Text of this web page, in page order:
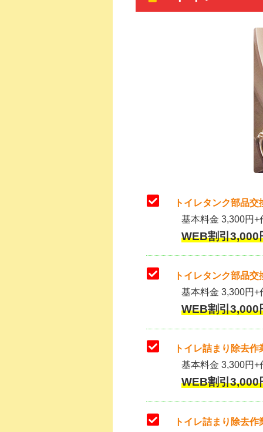
トイレタンク部品
基本料金 3,300円
WEB割引3,000
トイレタンク部品
基本料金 3,300円+
WEB割引3,000
トイレ詰まり除去作
基本料金 3,300円+
WEB割引3,000
トイレ詰まり除去